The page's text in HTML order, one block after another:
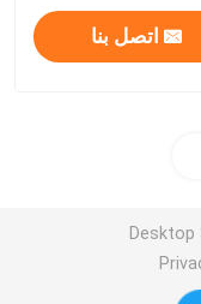
اتصل بنا
Desktop